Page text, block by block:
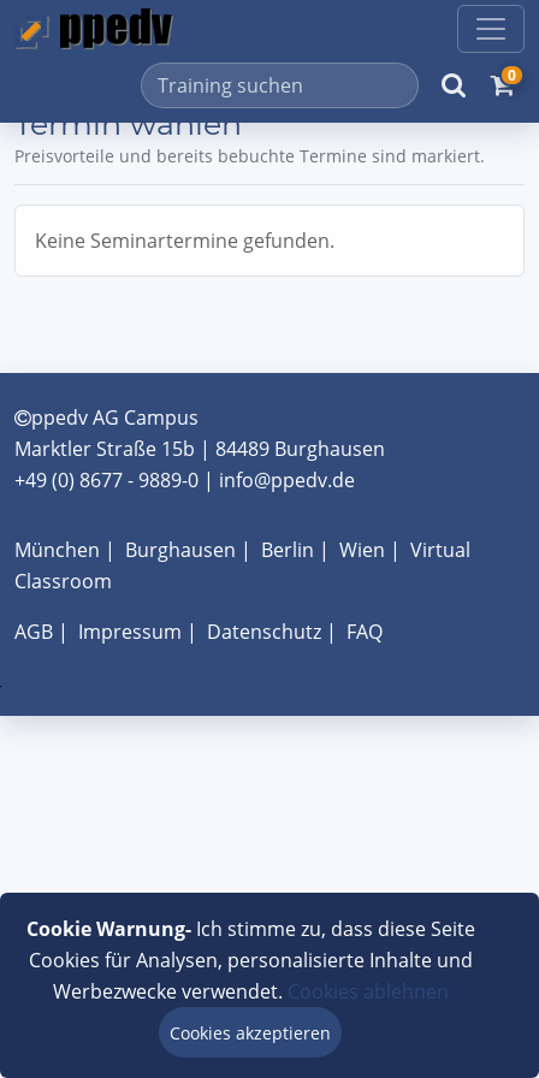
0
Termin wählen
Preisvorteile und bereits bebuchte Termine sind markiert.
Keine Seminartermine gefunden.
ppedv AG Campus
Marktler Straße 15b | 84489 Burghausen
+49 (0) 8677 - 9889-0 | info@ppedv.de
München | Burghausen | Berlin | Wien | Virtual
Classroom
AGB | Impressum | Datenschutz | FAQ
Cookie Warnung-Ich stimme zu, dass diese Seite
Cookies für Analysen, personalisierte Inhalte und
Werbezwecke verwendet. Cookies ablehnen
Cookies akzeptieren